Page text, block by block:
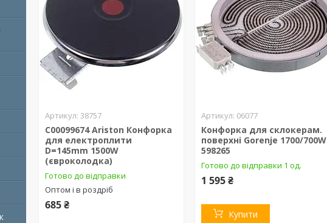
38757
C00099674 Ariston Конфорка
для електроплити
D=145mm 1500W
(євроколодка)
Готово до відправки
Оптом і в роздріб
685 ₴
06077
Конфорка для склокерам.
поверхні Gorenje 1700/700W
598265
Готово до відправки 1 од.
1 595 ₴
Купити